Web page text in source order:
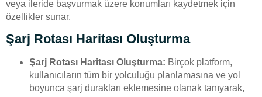
veya ileride başvurmak üzere konumları kaydetmek için
özellikler sunar.
Şarj Rotası Haritası Oluşturma
Şarj Rotası Haritası Oluşturma: Birçok platform,
kullanıcıların tüm bir yolculuğu planlamasına ve yol
boyunca şarj durakları eklemesine olanak tanıyarak,